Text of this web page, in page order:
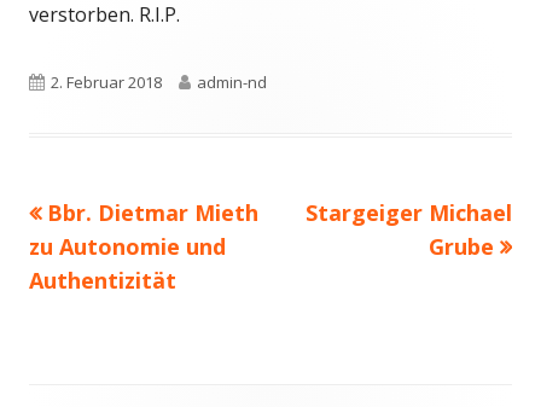
verstorben. R.I.P.
Veröffentlicht
2. Februar 2018 Autor
admin-nd
Beitragsnavigation
Vorheriger
Beitrag:
Bbr. Dietmar Mieth
zu Autonomie und
Authentizität
Nächster
Stargeiger Michael
Grube